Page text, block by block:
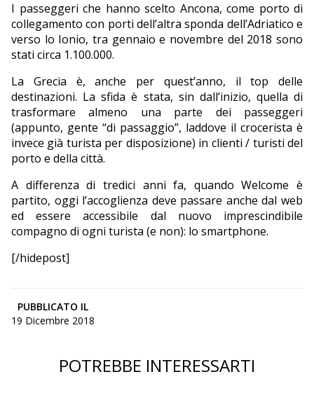
I passeggeri che hanno scelto Ancona, come porto di
collegamento con porti dell’altra sponda dell’Adriatico e
verso lo Ionio, tra gennaio e novembre del 2018 sono
stati circa 1.100.000.
La Grecia è, anche per quest’anno, il top delle
destinazioni. La sfida è stata, sin dall’inizio, quella di
trasformare almeno una parte dei passeggeri
(appunto, gente “di passaggio”, laddove il crocerista è
invece già turista per disposizione) in clienti / turisti del
porto e della città.
A differenza di tredici anni fa, quando Welcome è
partito, oggi l’accoglienza deve passare anche dal web
ed essere accessibile dal nuovo imprescindibile
compagno di ogni turista (e non): lo smartphone.
[/hidepost]
PUBBLICATO IL
19 Dicembre 2018
POTREBBE INTERESSARTI